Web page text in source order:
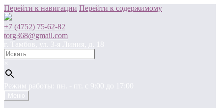
Перейти к навигации Перейти к содержимому
+7 (4752) 75-62-82
torg368@gmail.com
г. Тамбов, ул. 3-я Линия, д. 18
×
Режим работы: пн. - пт. c 9:00 до 17:00
Меню